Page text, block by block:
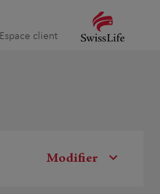
Espace client
Modifier